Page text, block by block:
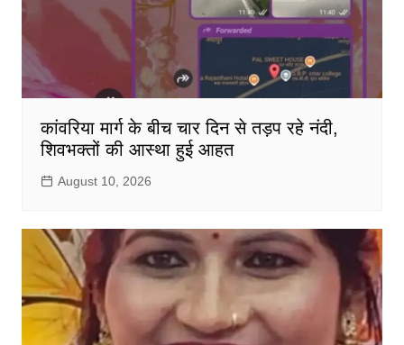
कांवरिया मार्ग के बीच चार दिन से तड़प रहे नंदी,
शिवभक्तों की आस्था हुई आहत
August 10, 2026